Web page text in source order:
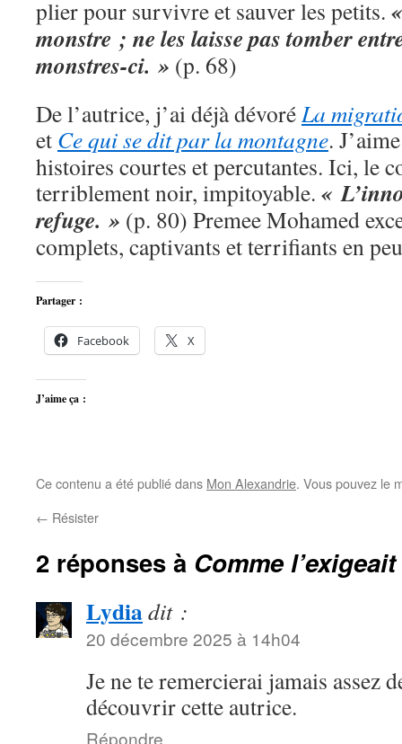
plier pour survivre et sauver les petits.
monstre ; ne les laisse pas tomber
monstres-ci. » (p. 68)
De l’autrice, j’ai déjà dévoréLa
et Ce qui se dit par la montagne.
histoires courtes et percutantes. Ici, le
terriblement noir, impitoyable. «
refuge. » (p. 80) Premee Mohamed
complets, captivants et terrifiants en
Partager :
Facebook X
J’aime ça :
Ce contenu a été publié dans Mon Alexandrie. Vous pouvez le
← Résister
2 réponses à Comme
Lydiadit :
20 décembre 2025 à 14h04
Je ne te remercierai jamais assez
découvrir cette autrice.
Répondre